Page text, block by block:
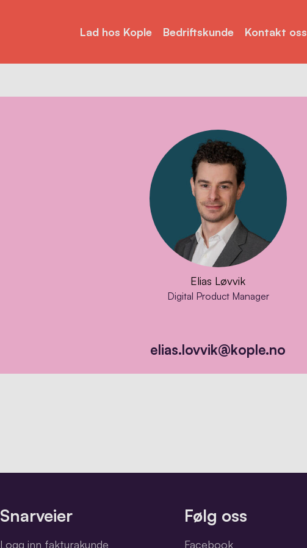
Lad hos Kople Bedriftskunde Kontakt oss
Elias Løvvik
Digital Product Manager
Elias Løvvik
Digital Product Manager
elias.lovvik@kople.no
Snarveier
Logg inn fakturakunde
Følg oss
Facebook